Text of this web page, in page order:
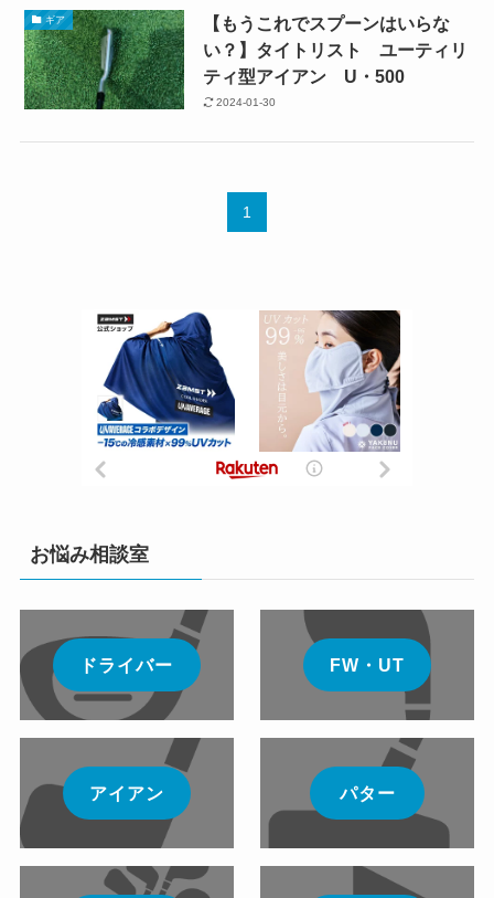
ギア
【もうこれでスプーンはいらな
い？】タイトリスト ユーティリ
ティ型アイアン U・500
2024-01-30
1
お悩み相談室
ドライバー
アイアン
FW・UT
パター